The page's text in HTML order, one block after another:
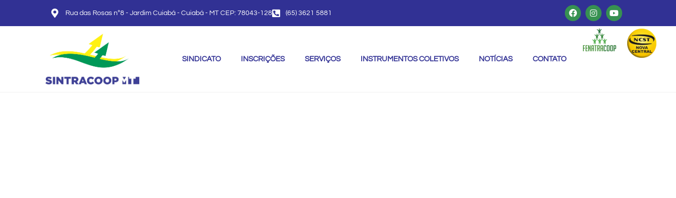
Rua das Rosas n°8 - Jardim Cuiabá - Cuiabá - MT CEP: 78043-128 (65) 3621 5881
SINDICATO INSCRIÇÕES SERVIÇOS INSTRUMENTOS COLETIVOS NOTÍCIAS CONTATO